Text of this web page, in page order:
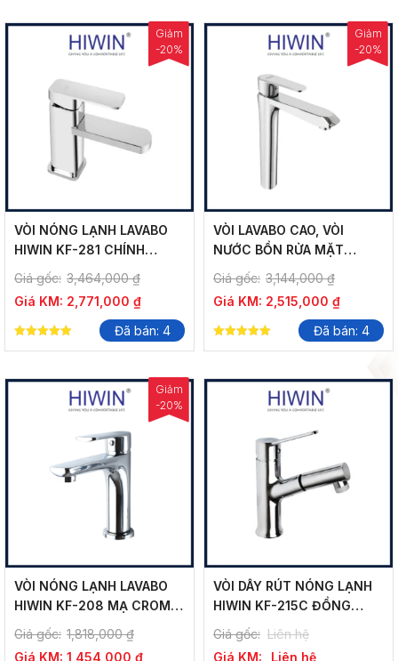
VÒI NÓNG LẠNH LAVABO
HIWIN KF-281 CHÍNH
HÃNG GIÁ TỐT
Giá gốc: 3,464,000₫
Giá KM: 2,771,000 ₫
Giảm
-20%
Đã bán: 4
VÒI LAVABO CAO, VÒI
NƯỚC BỒN RỬA MẶT
HIWIN KF-227 CAO CẤP
Giá gốc: 3,144,000₫
Giá KM: 2,515,000 ₫
Giảm
-20%
Đã bán: 4
VÒI NÓNG LẠNH LAVABO
HIWIN KF-208 MẠ CROM
CAO CẤP, BỀN BỈ
Giá gốc: 1,818,000₫
Giá KM: 1,454,000 ₫
Giảm
-20%
VÒI DÂY RÚT NÓNG LẠNH
HIWIN KF-215C ĐỒNG
GƯƠNG SÁNG BÓNG
Giá gốc: Liên hệ
Giá KM:
Liên hệ